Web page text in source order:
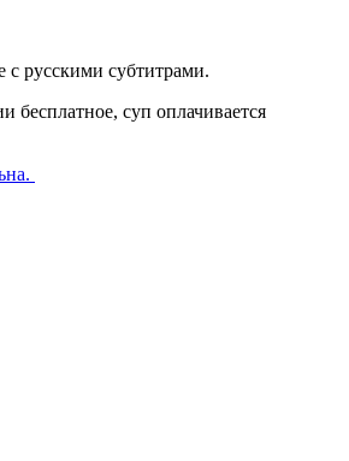
с русскими субтитрами.
бесплатное, суп оплачивается